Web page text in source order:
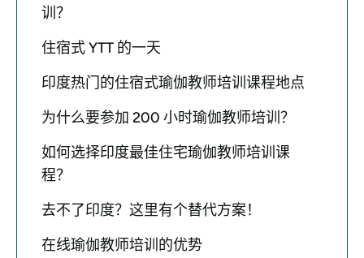
训？
住宿式 YTT 的一天
印度热门的住宿式瑜伽教师培训课程地点
为什么要参加 200 小时瑜伽教师培训？
如何选择印度最佳住宅瑜伽教师培训课
程？
去不了印度？这里有个替代方案！
在线瑜伽教师培训的优势